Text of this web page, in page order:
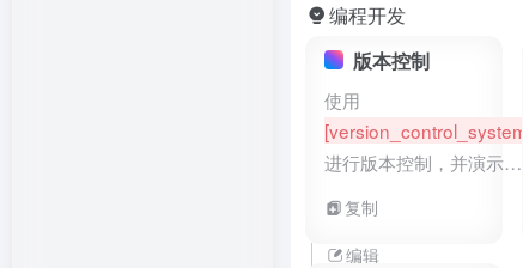
粉丝增长策略（如
针对不同地域开展
为数据可视化报告
及策略建议文档
编程开发
版本控制
使用
[version_control_system]
进行版本控制，并演示如
[conflict_type]
复制
编辑